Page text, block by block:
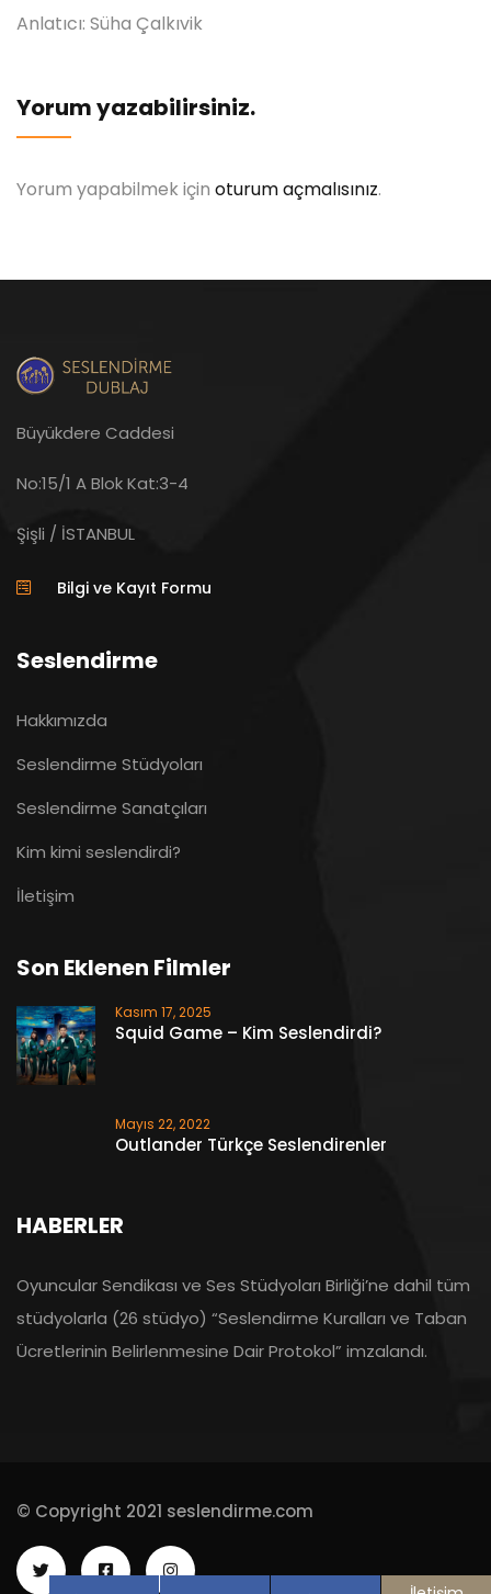
Anlatıcı: Süha Çalkıvik
Yorum yazabilirsiniz.
Yorum yapabilmek için oturum açmalısınız.
Büyükdere Caddesi
No:15/1 A Blok Kat:3-4
Şişli / İSTANBUL
Bilgi ve Kayıt Formu
Seslendirme
Hakkımızda
Seslendirme Stüdyoları
Seslendirme Sanatçıları
Kim kimi seslendirdi?
İletişim
Son Eklenen Filmler
Kasım 17, 2025
Squid Game – Kim Seslendirdi?
Mayıs 22, 2022
Outlander Türkçe Seslendirenler
HABERLER
Oyuncular Sendikası ve Ses Stüdyoları Birliği’ne dahil tüm
stüdyolarla (26 stüdyo) “Seslendirme Kuralları ve Taban
Ücretlerinin Belirlenmesine Dair Protokol” imzalandı.
© Copyright 2021 seslendirme.com